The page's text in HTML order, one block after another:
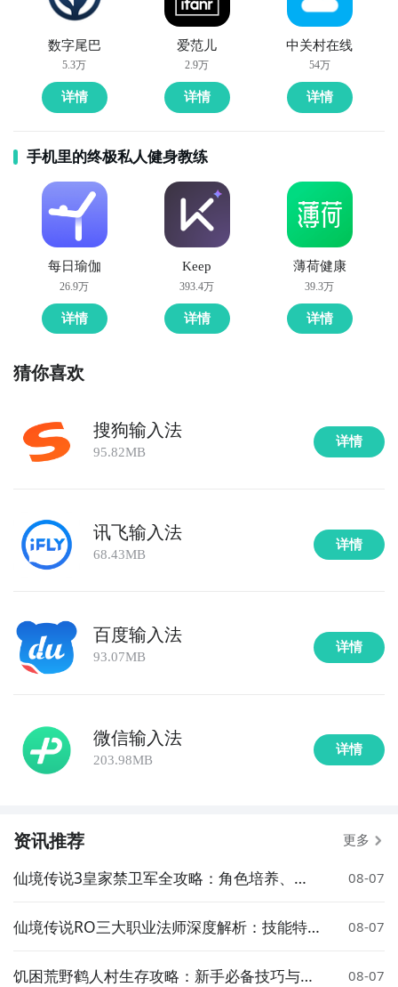
数字尾巴
5.3万
详情
爱范儿
2.9万
详情
中关村在线
54万
详情
手机里的终极私人健身教练
每日瑜伽
26.9万
详情
Keep
393.4万
详情
薄荷健康
39.3万
详情
猜你喜欢
搜狗输入法
95.82MB
详情
讯飞输入法
68.43MB
详情
百度输入法
93.07MB
详情
微信输入法
203.98MB
详情
资讯推荐 更多
仙境传说3皇家禁卫军全攻略：角色培养、技
08-07
仙境传说RO三大职业法师深度解析：技能特
08-07
饥困荒野鹤人村生存攻略：新手必备技巧与资
08-07